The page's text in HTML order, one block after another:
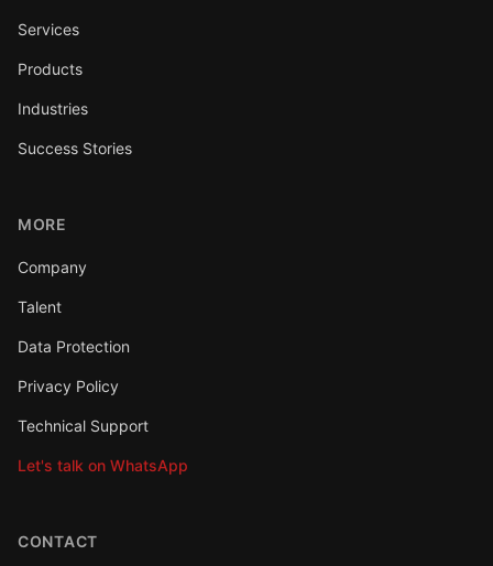
Services
Products
Industries
Success Stories
MORE
Company
Talent
Data Protection
Privacy Policy
Technical Support
Let's talk on WhatsApp
CONTACT